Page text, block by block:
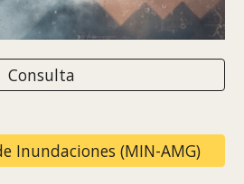
Consulta
Inundaciones (MIN-AMG)